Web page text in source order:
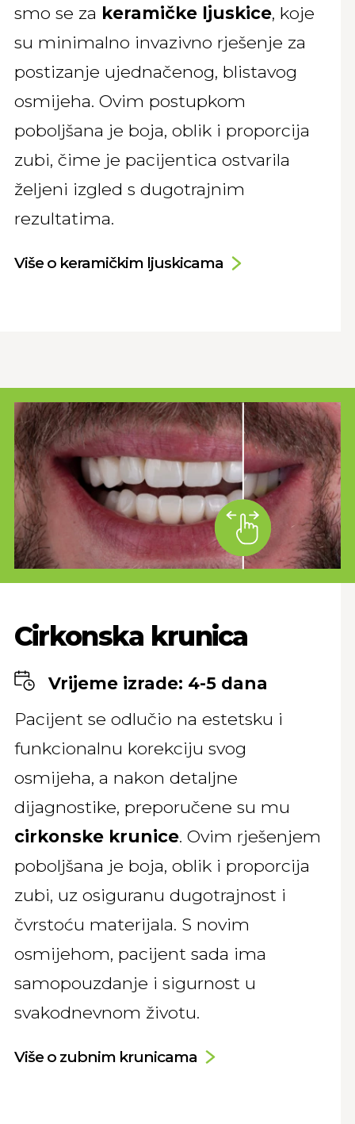
smo se za keramičke ljuskice, koje
su minimalno invazivno rješenje za
postizanje ujednačenog, blistavog
osmijeha. Ovim postupkom
poboljšana je boja, oblik i proporcija
zubi, čime je pacijentica ostvarila
željeni izgled s dugotrajnim
rezultatima.
Više o keramičkim ljuskicama
Cirkonska krunica
Vrijeme izrade: 4-5 dana
Pacijent se odlučio na estetsku i
funkcionalnu korekciju svog
osmijeha, a nakon detaljne
dijagnostike, preporučene su mu
cirkonske krunice. Ovim rješenjem
poboljšana je boja, oblik i proporcija
zubi, uz osiguranu dugotrajnost i
čvrstoću materijala. S novim
osmijehom, pacijent sada ima
samopouzdanje i sigurnost u
svakodnevnom životu.
Više o zubnim krunicama